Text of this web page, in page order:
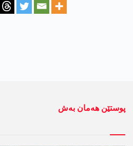
پوستێن ھەمان بەش